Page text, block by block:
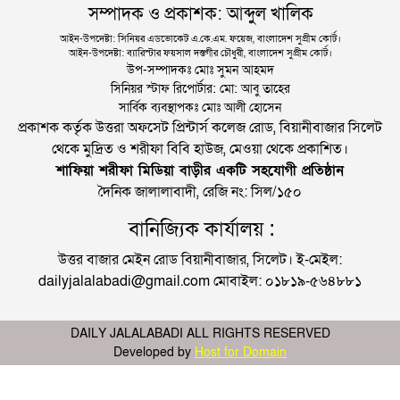
সম্পাদক ও প্রকাশক: আব্দুল খালিক
আইন-উপদেষ্টা: সিনিয়র এডভোকেট এ.কে.এম. ফয়েজ, বাংলাদেশ সুপ্রীম কোর্ট।
আইন-উপদেষ্টা: ব্যারিস্টার ফয়সাল দস্তগীর চৌধুরী, বাংলাদেশ সুপ্রীম কোর্ট।
উপ-সম্পাদকঃ মোঃ সুমন আহমদ
সিনিয়র স্টাফ রিপোর্টার: মো: আবু তাহের
সার্বিক ব্যবস্থাপকঃ মোঃ আলী হোসেন
প্রকাশক কর্তৃক উত্তরা অফসেট প্রিন্টার্স কলেজ রোড, বিয়ানীবাজার সিলেট
থেকে মুদ্রিত ও শরীফা বিবি হাউজ, মেওয়া থেকে প্রকাশিত।
শাফিয়া শরীফা মিডিয়া বাড়ীর একটি সহযোগী প্রতিষ্ঠান
দৈনিক জালালাবাদী, রেজি নং: সিল/১৫০
বানিজ্যিক কার্যালয় :
উত্তর বাজার মেইন রোড বিয়ানীবাজার, সিলেট। ই-মেইল:
dailyjalalabadi@gmail.com মোবাইল: ০১৮১৯-৫৬৪৮৮১
DAILY JALALABADI ALL RIGHTS RESERVED
Developed by Host for Domain